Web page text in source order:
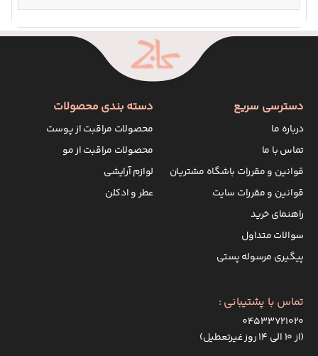
دسترسی سریع
درباره ما
تماس با ما
قوانین و مقررات باشگاه مشتریان
قوانین و مقررات سایت
راهنمای خرید
سوالات متداول
پیگیری مرسوله پستی
دسته بندی محصولات
محصولات مراقبت از پوست
محصولات مراقبت از مو
لوازم آرایشی
عطر و ادکلن
تماس با پشتیبانی :
۰۴۵۳۳۷۲۱۰۲۰
(از ۱۰ الی ۱۴ روز غیرتعطیل)